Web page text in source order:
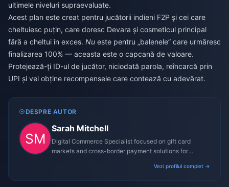
ultimele niveluri supraevaluate.
Acest plan este creat pentru jucătorii indieni F2P și cei care
cheltuiesc puțin, care doresc Devara și cosmeticul principal
fără a cheltui în exces. Nu este pentru „balenele” care urmăresc
finalizarea 100% — aceasta este o capcană de valoare.
Protejează-ți ID-ul de jucător, niciodată parola, reîncarcă prin
UPI și vei obține recompensele care contează cu adevărat.
DESPRE AUTOR
Sarah Mitchell
Digital Commerce Specialist focused on gift card
markets and cross-border payment solutions for
Vezi profilul complet →